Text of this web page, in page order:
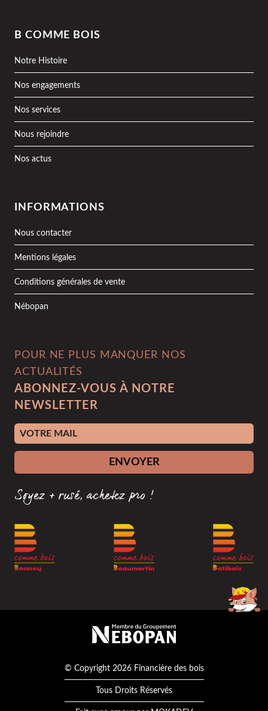
B COMME BOIS
Notre Histoire
Nos engagements
Nos services
Nous rejoindre
Nos actus
INFORMATIONS
Nous contacter
Mentions légales
Conditions générales de vente
Nébopan
POUR NE PLUS MANQUER NOS
ACTUALITÉS
ABONNEZ-VOUS À NOTRE
NEWSLETTER
Adresse e-mail
ENVOYER
Soyez + rusé, achetez pro !
Membre du groupement Nébopan
© Copyright 2026 Financière des bois
Tous Droits Réservés